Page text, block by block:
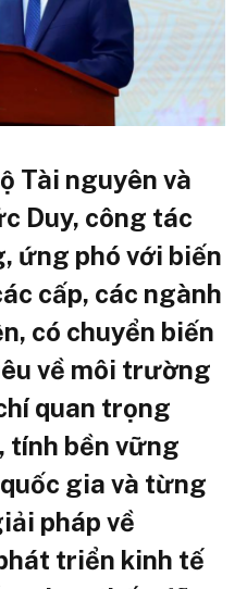
Tài nguyên và
Duy, công tác
ứng phó với biến
cấp, các ngành
có chuyển biến
về môi trường
quan trọng
tính bền vững
gia và từng
pháp về
triển kinh tế